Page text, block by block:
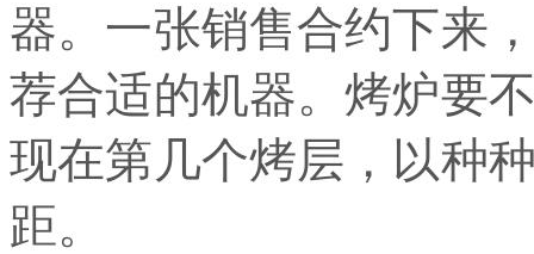
器。一张销售合约下来
荐合适的机器。烤炉要
现在第几个烤层，以种
距。